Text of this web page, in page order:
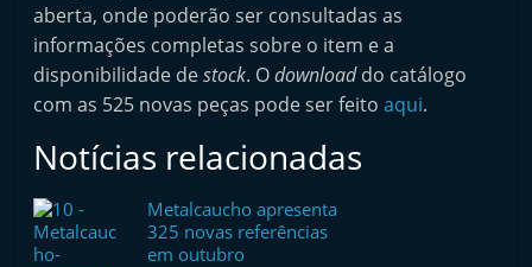
t
o
m
ó
v
l
e
aberta, onde poderão ser consultadas as
informações completas sobre o item e a
disponibilidade destock. Odownloaddo catálogo
com as 525 novas peças pode ser feitoaqui.
Notícias relacionadas
Metalcaucho apresenta
325 novas referências
em outubro